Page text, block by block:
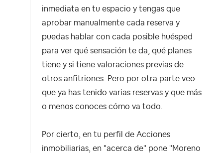
inmediata en tu espacio y tengas que
aprobar manualmente cada reserva y
puedas hablar con cada posible huésped
para ver qué sensación te da, qué planes
tiene y si tiene valoraciones previas de
otros anfitriones. Pero por otra parte veo
que ya has tenido varias reservas y que más
o menos conoces cómo va todo.
Por cierto, en tu perfil de Acciones
inmobiliarias, en "acerca de" pone "Moreno